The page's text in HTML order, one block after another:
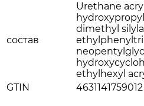
состав
Urethane
dimethyl
ethylhexyl
GTIN
4631141759012